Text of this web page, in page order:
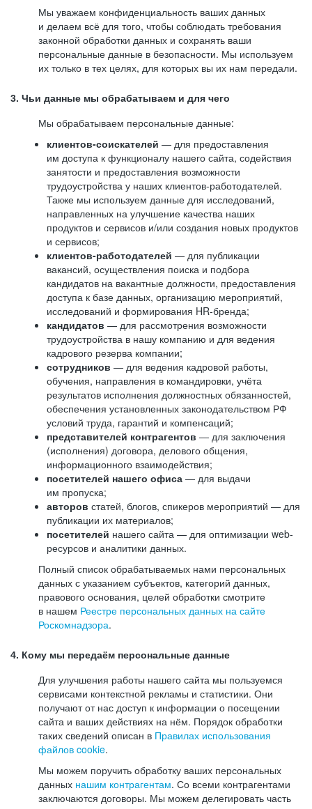
Мы уважаем конфиденциальность ваших данных
и делаем всё для того, чтобы соблюдать требования
законной обработки данных и сохранять ваши
персональные данные в безопасности. Мы используем
их только в тех целях, для которых вы их нам передали.
3. Чьи данные мы обрабатываем и для чего
Мы обрабатываем персональные данные:
клиентов-соискателей — для предоставления
им доступа к функционалу нашего сайта, содействия
занятости и предоставления возможности
трудоустройства у наших клиентов-работодателей.
Также мы используем данные для исследований,
направленных на улучшение качества наших
продуктов и сервисов и/или создания новых продуктов
и сервисов;
клиентов-работодателей — для публикации
вакансий, осуществления поиска и подбора
кандидатов на вакантные должности, предоставления
доступа к базе данных, организацию мероприятий,
исследований и формирования HR-бренда;
кандидатов — для рассмотрения возможности
трудоустройства в нашу компанию и для ведения
кадрового резерва компании;
сотрудников — для ведения кадровой работы,
обучения, направления в командировки, учёта
результатов исполнения должностных обязанностей,
обеспечения установленных законодательством РФ
условий труда, гарантий и компенсаций;
представителей контрагентов — для заключения
(исполнения) договора, делового общения,
информационного взаимодействия;
посетителей нашего офиса — для выдачи
им пропуска;
авторов статей, блогов, спикеров мероприятий — для
публикации их материалов;
посетителей нашего сайта — для оптимизации web-
ресурсов и аналитики данных.
Полный список обрабатываемых нами персональных
данных с указанием субъектов, категорий данных,
правового основания, целей обработки смотрите
в нашем Реестре персональных данных на сайте
Роскомнадзора.
4. Кому мы передаём персональные данные
Для улучшения работы нашего сайта мы пользуемся
сервисами контекстной рекламы и статистики. Они
получают от нас доступ к информации о посещении
сайта и ваших действиях на нём. Порядок обработки
таких сведений описан в Правилах использования
файлов cookie.
Мы можем поручить обработку ваших персональных
данных нашим контрагентам. Со всеми контрагентами
заключаются договоры. Мы можем делегировать часть